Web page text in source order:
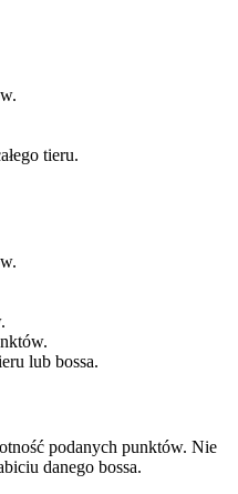
tieru.
lub bossa.
podanych punktów. Nie
danego bossa.